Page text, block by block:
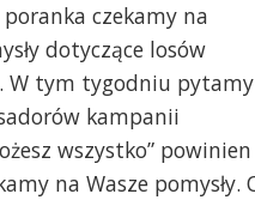
czekamy na
dotyczące losów
W tym tygodniu pytamy
kampanii
wszystko” powinien
na Wasze pomysły.